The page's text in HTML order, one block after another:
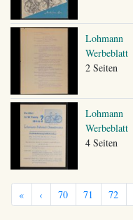
Lohmann
Werbeblatt
2 Seiten
Lohmann
Werbeblatt
4 Seiten
« ‹ 70 71 72